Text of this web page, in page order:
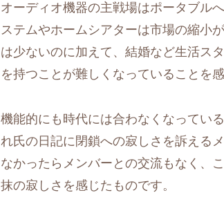
オーディオ機器の主戦場はポータブル
ステムやホームシアターは市場の縮小
は少ないのに加えて、結婚など生活ス
を持つことが難しくなっていることを感
機能的にも時代には合わなくなってい
れ氏の日記に閉鎖への寂しさを訴える
なかったらメンバーとの交流もなく、
抹の寂しさを感じたものです。